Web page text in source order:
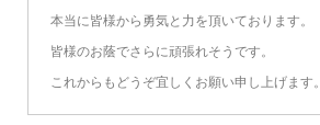
本当に皆様から勇気と力を頂いております。
皆様のお蔭でさらに頑張れそうです。
これからもどうぞ宜しくお願い申し上げます。